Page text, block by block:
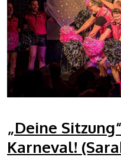
„Deine
Karneval!